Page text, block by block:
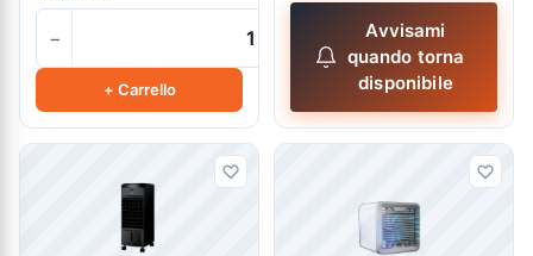
− +
+ Carrello
Avvisami
quando torna
disponibile